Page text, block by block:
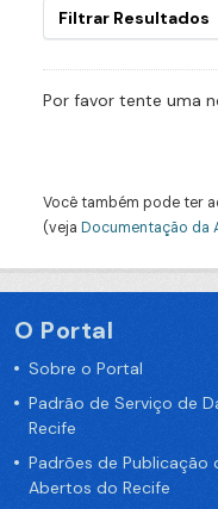
Filtrar Resultados
Por favor tente uma
Você também pode ter
(veja Documentação da
O Portal
Sobre o Portal
Padrão de Serviço de
Recife
Padrões de Publicação
Abertos do Recife